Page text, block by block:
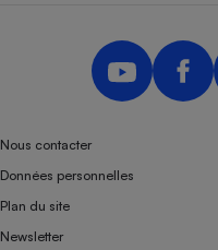
Nous contacter
Données personnelles
Plan du site
Newsletter